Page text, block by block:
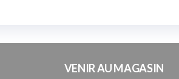
VENIR AU MAGASIN